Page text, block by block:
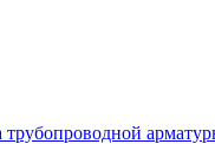
трубопроводной